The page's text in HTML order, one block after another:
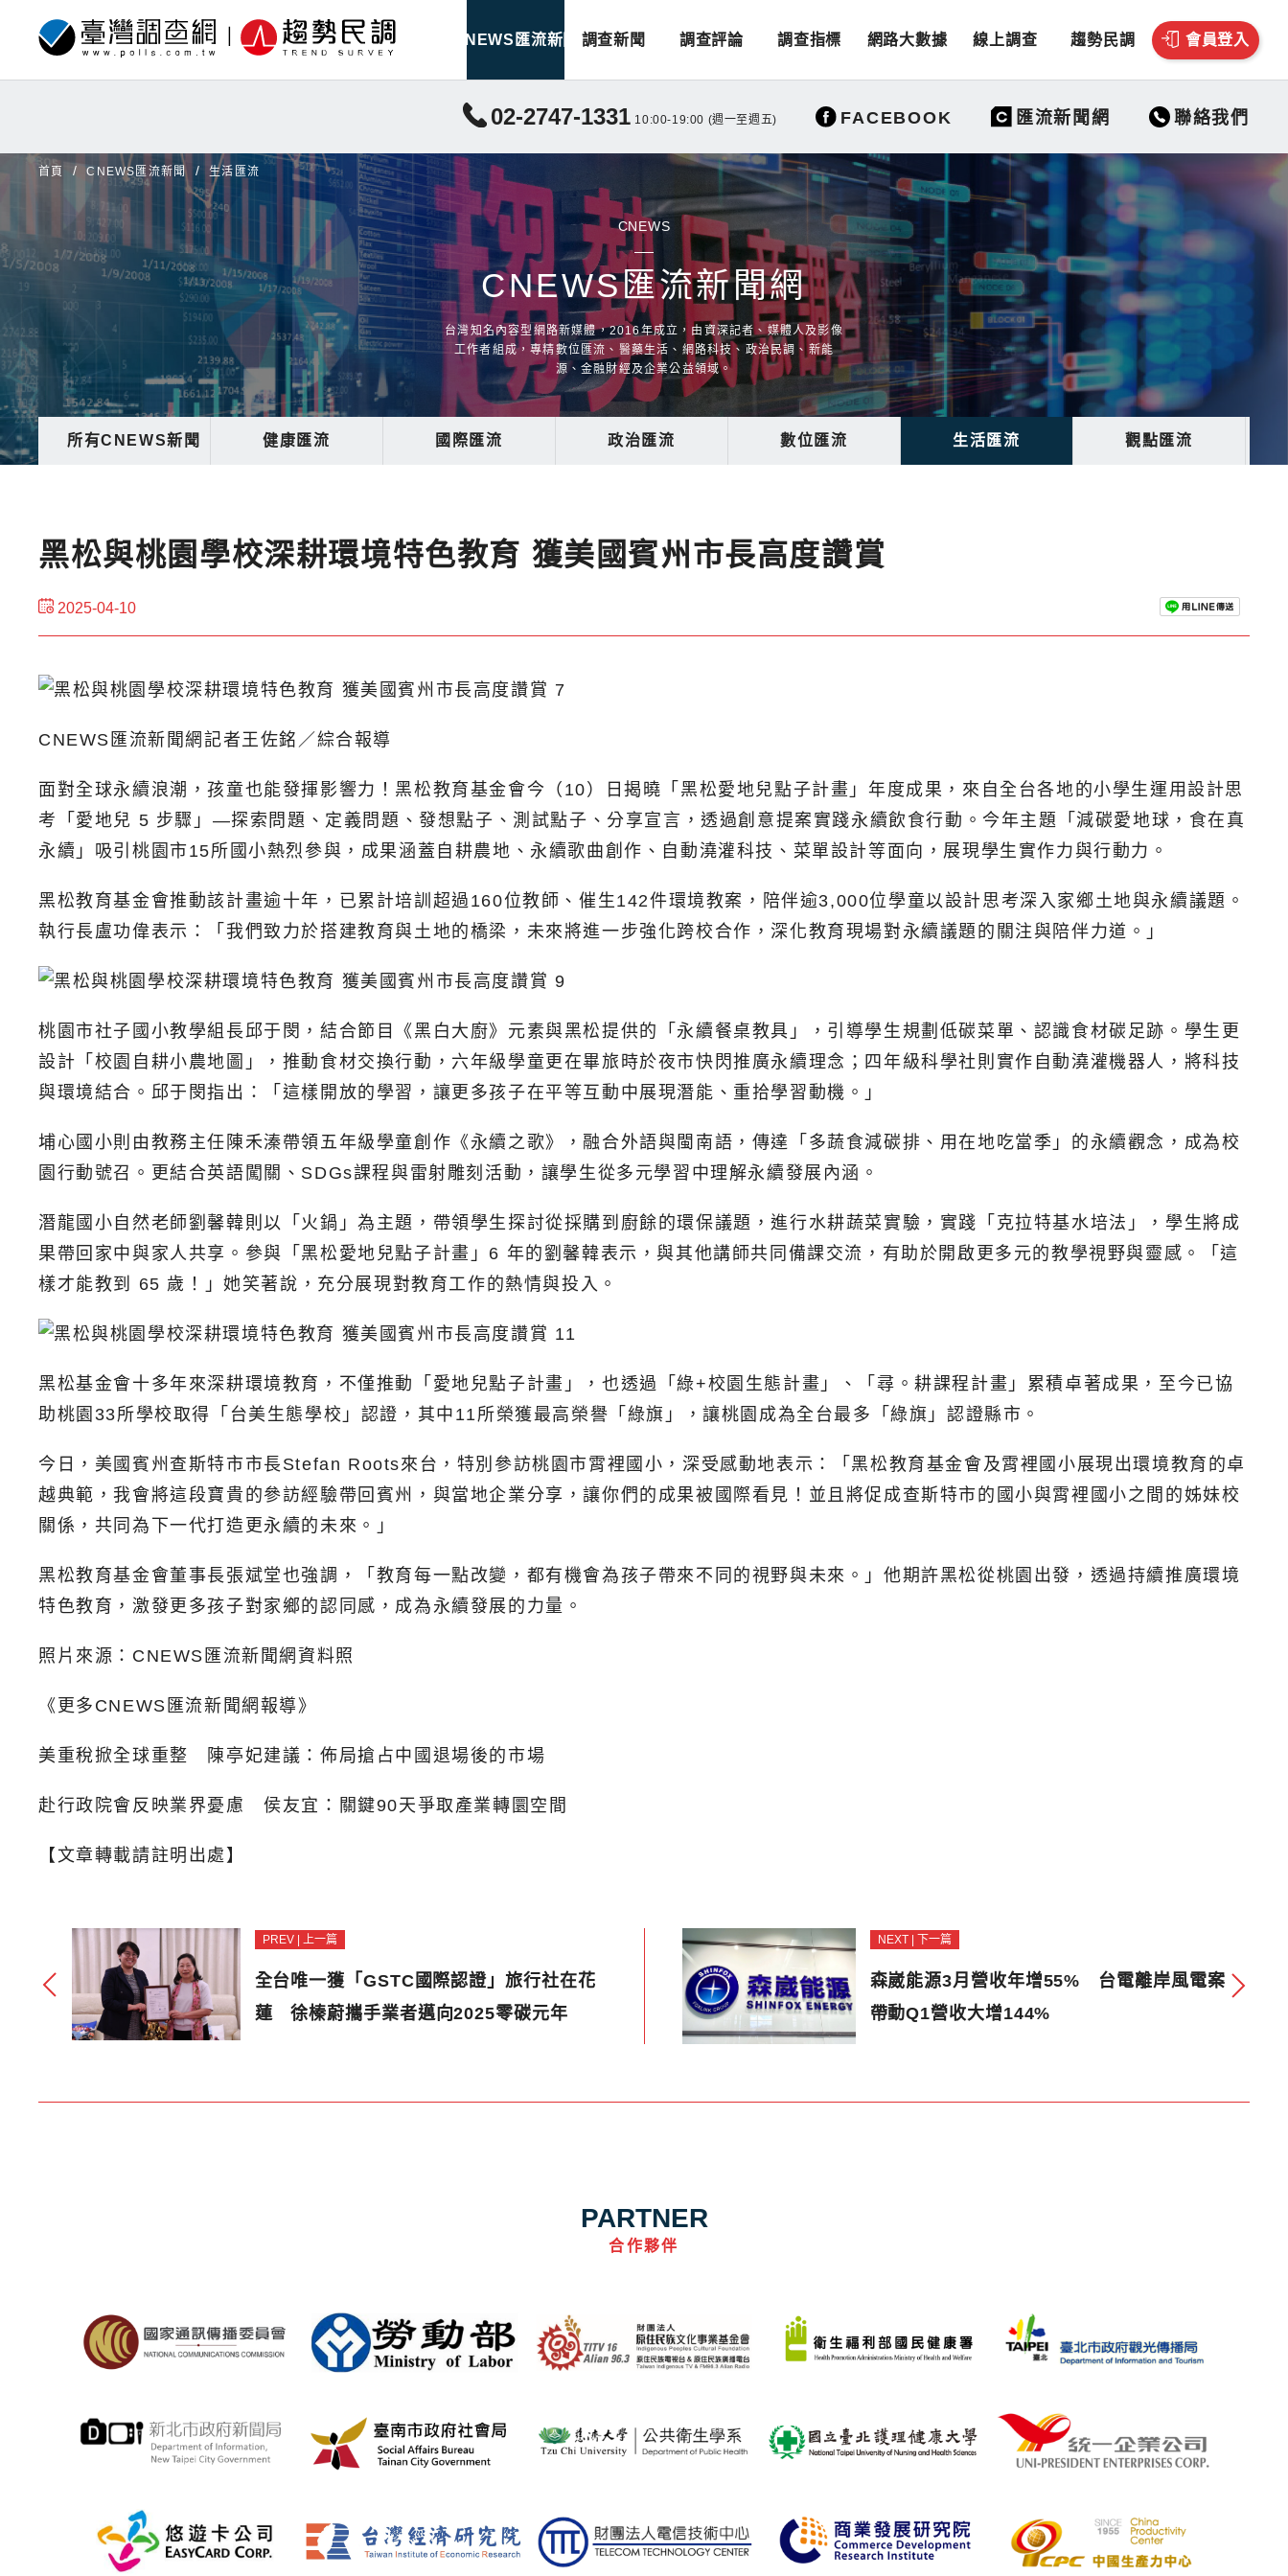
CNEWS匯流新聞 調查新聞 調查評論 調查指標 網路大數據 線上調查 趨勢民調 會員登入
02-2747-1331 10:00-19:00 (週一至週五) FACEBOOK 匯流新聞網 聯絡我們
首頁 CNEWS匯流新聞 生活匯流
CNEWS
CNEWS匯流新聞網
台灣知名內容型網路新媒體，2016年成立，由資深記者、媒體人及影像
工作者組成，專精數位匯流、醫藥生活、網路科技、政治民調、新能
源、金融財經及企業公益領域。
所有CNEWS新聞 健康匯流 國際匯流 政治匯流 數位匯流 生活匯流 觀點匯流
黑松與桃園學校深耕環境特色教育 獲美國賓州市長高度讚賞
2025-04-10
CNEWS匯流新聞網記者王佐銘／綜合報導
面對全球永續浪潮，孩童也能發揮影響力！黑松教育基金會今（10）日揭曉「黑松愛地兒點子計畫」年度成果，來自全台各地的小學生運用設計思
考「愛地兒 5 步驟」—探索問題、定義問題、發想點子、測試點子、分享宣言，透過創意提案實踐永續飲食行動。今年主題「減碳愛地球，食在真
永續」吸引桃園市15所國小熱烈參與，成果涵蓋自耕農地、永續歌曲創作、自動澆灌科技、菜單設計等面向，展現學生實作力與行動力。
黑松教育基金會推動該計畫逾十年，已累計培訓超過160位教師、催生142件環境教案，陪伴逾3,000位學童以設計思考深入家鄉土地與永續議題。
執行長盧功偉表示：「我們致力於搭建教育與土地的橋梁，未來將進一步強化跨校合作，深化教育現場對永續議題的關注與陪伴力道。」
桃園市社子國小教學組長邱于閔，結合節目《黑白大廚》元素與黑松提供的「永續餐桌教具」，引導學生規劃低碳菜單、認識食材碳足跡。學生更
設計「校園自耕小農地圖」，推動食材交換行動，六年級學童更在畢旅時於夜市快閃推廣永續理念；四年級科學社則實作自動澆灌機器人，將科技
與環境結合。邱于閔指出：「這樣開放的學習，讓更多孩子在平等互動中展現潛能、重拾學習動機。」
埔心國小則由教務主任陳禾溱帶領五年級學童創作《永續之歌》，融合外語與閩南語，傳達「多蔬食減碳排、用在地吃當季」的永續觀念，成為校
園行動號召。更結合英語闖關、SDGs課程與雷射雕刻活動，讓學生從多元學習中理解永續發展內涵。
潛龍國小自然老師劉馨韓則以「火鍋」為主題，帶領學生探討從採購到廚餘的環保議題，進行水耕蔬菜實驗，實踐「克拉特基水培法」，學生將成
果帶回家中與家人共享。參與「黑松愛地兒點子計畫」6 年的劉馨韓表示，與其他講師共同備課交流，有助於開啟更多元的教學視野與靈感。「這
樣才能教到 65 歲！」她笑著說，充分展現對教育工作的熱情與投入。
黑松基金會十多年來深耕環境教育，不僅推動「愛地兒點子計畫」，也透過「綠+校園生態計畫」、「尋。耕課程計畫」累積卓著成果，至今已協
助桃園33所學校取得「台美生態學校」認證，其中11所榮獲最高榮譽「綠旗」，讓桃園成為全台最多「綠旗」認證縣市。
今日，美國賓州查斯特市市長Stefan Roots來台，特別參訪桃園市霄裡國小，深受感動地表示：「黑松教育基金會及霄裡國小展現出環境教育的卓
越典範，我會將這段寶貴的參訪經驗帶回賓州，與當地企業分享，讓你們的成果被國際看見！並且將促成查斯特市的國小與霄裡國小之間的姊妹校
關係，共同為下一代打造更永續的未來。」
黑松教育基金會董事長張斌堂也強調，「教育每一點改變，都有機會為孩子帶來不同的視野與未來。」他期許黑松從桃園出發，透過持續推廣環境
特色教育，激發更多孩子對家鄉的認同感，成為永續發展的力量。
照片來源：CNEWS匯流新聞網資料照
《更多CNEWS匯流新聞網報導》
美重稅掀全球重整 陳亭妃建議：佈局搶占中國退場後的市場
赴行政院會反映業界憂慮 侯友宜：關鍵90天爭取產業轉圜空間
【文章轉載請註明出處】
PREV | 上一篇
全台唯一獲「GSTC國際認證」旅行社在花
蓮 徐榛蔚攜手業者邁向2025零碳元年
NEXT | 下一篇
森崴能源3月營收年增55% 台電離岸風電案
帶動Q1營收大增144%
PARTNER
合作夥伴